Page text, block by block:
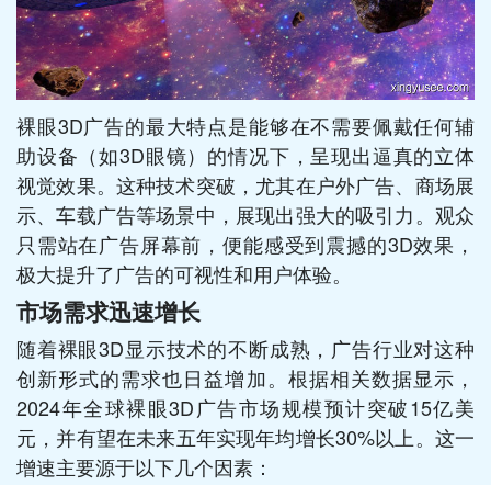
裸眼3D广告的最大特点是能够在不需要佩戴任何辅
助设备（如3D眼镜）的情况下，呈现出逼真的立体
视觉效果。这种技术突破，尤其在户外广告、商场展
示、车载广告等场景中，展现出强大的吸引力。观众
只需站在广告屏幕前，便能感受到震撼的3D效果，
极大提升了广告的可视性和用户体验。
市场需求迅速增长
随着裸眼3D显示技术的不断成熟，广告行业对这种
创新形式的需求也日益增加。根据相关数据显示，
2024年全球裸眼3D广告市场规模预计突破15亿美
元，并有望在未来五年实现年均增长30%以上。这一
增速主要源于以下几个因素：